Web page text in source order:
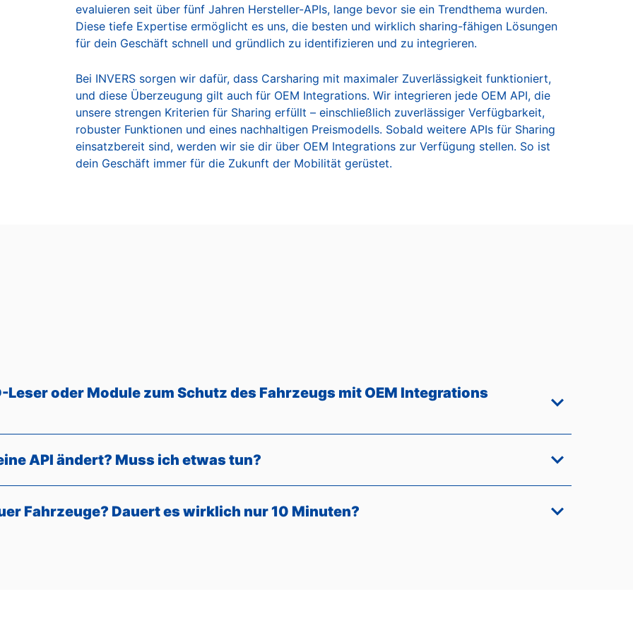
evaluieren seit über fünf Jahren Hersteller-APIs, lange bevor sie ein Trendthema wurden.
Diese tiefe Expertise ermöglicht es uns, die besten und wirklich sharing-fähigen Lösungen
für dein Geschäft schnell und gründlich zu identifizieren und zu integrieren.
Bei INVERS sorgen wir dafür, dass Carsharing mit maximaler Zuverlässigkeit funktioniert,
und diese Überzeugung gilt auch für OEM Integrations. Wir integrieren jede OEM API, die
unsere strengen Kriterien für Sharing erfüllt – einschließlich zuverlässiger Verfügbarkeit,
robuster Funktionen und eines nachhaltigen Preismodells. Sobald weitere APIs für Sharing
einsatzbereit sind, werden wir sie dir über OEM Integrations zur Verfügung stellen. So ist
dein Geschäft immer für die Zukunft der Mobilität gerüstet.
Leser oder Module zum Schutz des Fahrzeugs mit OEM Integrations
API ändert? Muss ich etwas tun?
Fahrzeuge? Dauert es wirklich nur 10 Minuten?